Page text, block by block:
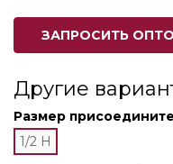
ЗАПРОСИТЬ
Другие
Размер
1/2 Н